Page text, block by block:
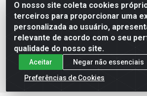
O nosso site coleta cookies
terceiros para proporcionar uma
personalizada ao usuário,
relevante de acordo com o seu
qualidade do nosso site.
Aceitar
Negar não essenciais
Preferências de Cookies
Mix Alimentos LTDA - Quadra Asr Ne 55
02, S/N - Plano Diretor Norte, Palmas/TO
CNPJ 05.922.500/0001-